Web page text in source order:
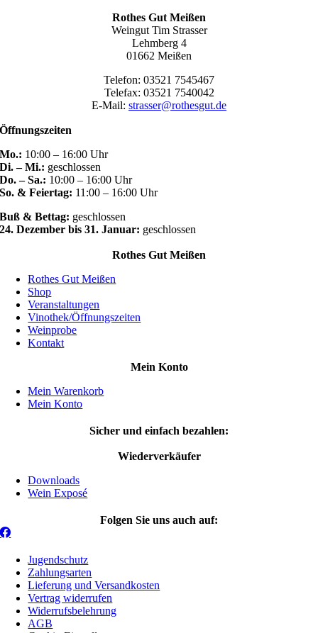
Rothes Gut Meißen
Weingut Tim Strasser
Lehmberg 4
01662 Meißen
Telefon: 03521 7545467
Telefax: 03521 7540042
E-Mail: strasser@rothesgut.de
Öffnungszeiten
Mo.: 10:00 – 16:00 Uhr
Di. – Mi.: geschlossen
Do. – Sa.: 10:00 – 16:00 Uhr
So. & Feiertag: 11:00 – 16:00 Uhr
Buß & Bettag: geschlossen
24. Dezember bis 31. Januar: geschlossen
Rothes Gut Meißen
Rothes Gut Meißen
Shop
Veranstaltungen
Vinothek/Öffnungszeiten
Weinprobe
Kontakt
Mein Konto
Mein Warenkorb
Mein Konto
Sicher und einfach bezahlen:
Wiederverkäufer
Downloads
Wein Exposé
Folgen Sie uns auch auf:
Jugendschutz
Zahlungsarten
Lieferung und Versandkosten
Vertrag widerrufen
Widerrufsbelehrung
AGB